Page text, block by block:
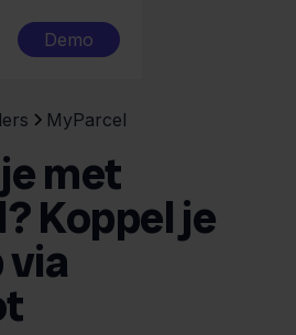
Demo
MyParcel
met
Koppel je